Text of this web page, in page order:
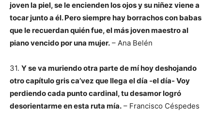
joven la piel, se le encienden los ojos y su niñez viene a
tocar junto a él. Pero siempre hay borrachos con babas
que le recuerdan quién fue, el más joven maestro al
piano vencido por una mujer. – Ana Belén
31. Y se va muriendo otra parte de mí hoy deshojando
otro capítulo gris ca’vez que llega el día -el día- Voy
perdiendo cada punto cardinal, tu desamor logró
desorientarme en esta ruta mía. – Francisco Céspedes